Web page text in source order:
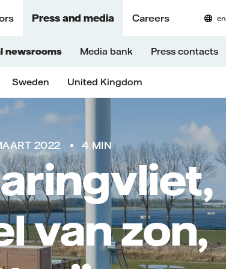
Press and media Careers
newsrooms Media bank Press contacts
Sweden United Kingdom
en
2022 4 MIN
van zon,